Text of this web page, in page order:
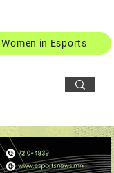
Women in Esports